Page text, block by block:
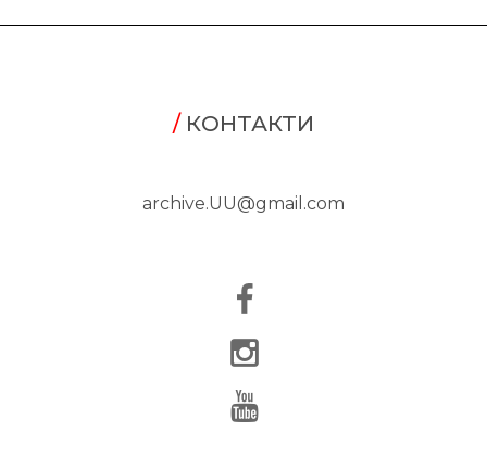
/КОНТАКТИ
archive.UU@gmail.com